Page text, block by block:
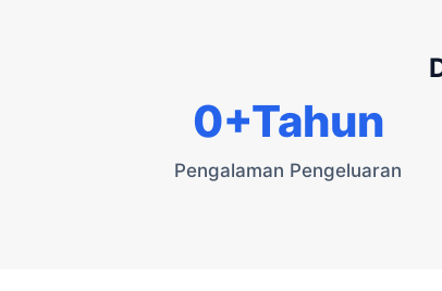
Pengalaman Pengeluaran
0+Tahun